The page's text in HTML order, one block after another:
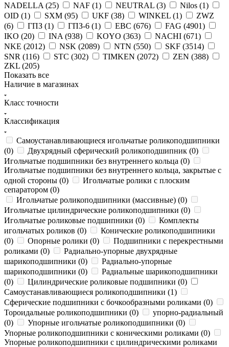
NADELLA (25) NAF (1) NEUTRAL (3) Nilos (1)
OID (1) SXM (95) UKF (38) WINKEL (1)
ZWZ
(6) ГПЗ (1) ГПЗ-6 (1) EBC (676) FAG (4901)
IKO (20) INA (938) KOYO (363) NACHI (671)
NKE (2012) NSK (2089) NTN (550) SKF (3514)
SNR (116) STC (302) TIMKEN (2072) ZEN (388)
ZKL (205)
Показать все
Наличие в магазинах
Класс точности
Классификация
Самоустанавливающиеся игольчатые роликоподшипники
(0) Двухрядный сферический роликоподшипник (0)
Игольчатые подшипники без внутреннего кольца (0)
Игольчатые подшипники без внутреннего кольца, закрытые с
одной стороны (0)
Игольчатые ролики с плоским
сепаратором (0)
Игольчатые роликоподшипники (массивные) (0)
Игольчатые цилиндрические роликоподшипники (0)
Игольчатые роликовые подшипники (0)
Комплекты
игольчатых роликов (0)
Конические роликоподшипники
(0) Опорные ролики (0)
Подшипники с перекрестными
роликами (0)
Радиально-упорные двухрядные
шарикоподшипники (0)
Радиально-упорные
шарикоподшипники (0)
Радиальные шарикоподшипники
(0) Цилиндрические роликовые подшипники (0)
Самоустанавливающиеся роликоподшипники (1)
Сферические подшипники с бочкообразными роликами (0)
Тороидальные роликоподшипники (0)
упорно-радиальный
(0) Упорные игольчатые роликоподшипники (0)
Упорные роликоподшипники с коническими роликами (0)
Упорные роликоподшипники с цилиндрическими роликами